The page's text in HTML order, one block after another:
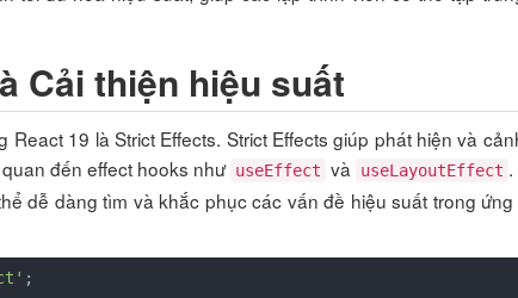
Cải thiện hiệu suất
19 là Strict Effects. Strict Effects giúp phát hiện và
đến effect hooks như useEffect và useLayoutEffect
dễ dàng tìm và khắc phục các vấn đề hiệu suất trong
;